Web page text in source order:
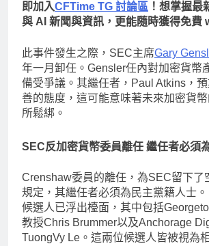
即加入CFTime TG 討論區 ！想掌握最
與 AI 新聞與資訊，更能隨時獲得免費
此事件發生之際，SEC主席Gary
年一月卸任。Gensler任內對加密貨幣
備受爭議。其繼任者，Paul Atkins，
善的態度，這可能意味著未來加密貨
所鬆綁。
SEC反加密貨幣委員離任 繼任者必須
Crenshaw委員的離任，為SEC留下了
規定，其繼任者必須為民主黨籍人士
候選人已浮出檯面，其中包括
教授Chris Brummer以及Anchorage
TuongVy Le。這兩位候選人皆被視為